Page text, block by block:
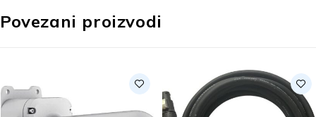
Povezani proizvodi